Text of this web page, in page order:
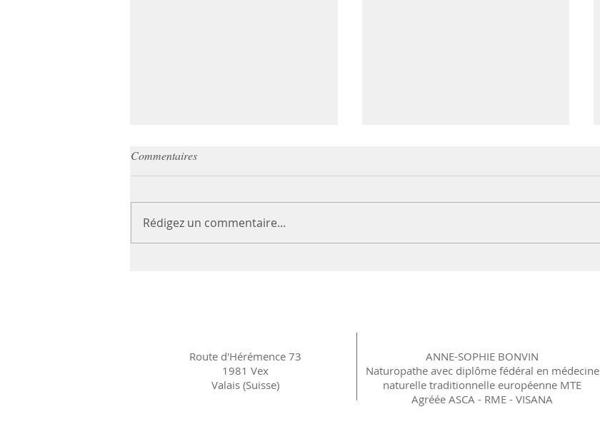
Commentaires
Rédigez un commentaire...
Route d'Hérémence 73
1981 Vex
Valais (Suisse)
ANNE-SOPHIE BONVIN
Naturopathe avec diplôme fédéral en médecine
naturelle traditionnelle européenne MTE
Agréée ASCA - RME - VISANA